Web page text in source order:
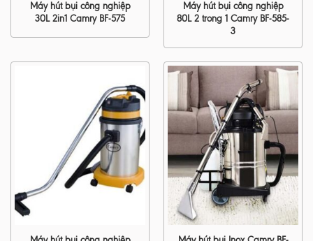
Máy hút bụi công nghiệp
30L 2in1 Camry BF-575
Máy hút bụi công nghiệp
80L 2 trong 1 Camry BF-585-
3